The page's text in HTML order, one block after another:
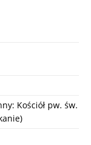
Kościół pw. św.